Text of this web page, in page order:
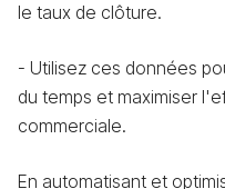
le taux de clôture.
- Utilisez ces données
du temps et maximiser
commerciale.
En automatisant et